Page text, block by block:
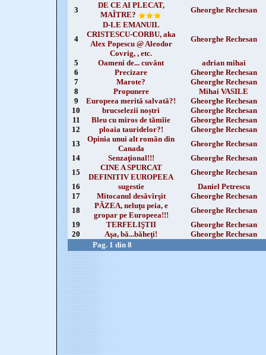
3
DE CE AI PLECAT,
MAÎTRE?
Gheorghe Rechesan
4
D-LE EMANUIL
CRISTESCU-CORBU, aka
Alex Popescu @ Aleodor
Covrig, , etc.
Gheorghe Rechesan
5 Oameni de... cuvânt
adrian mihai
6
Precizare
Gheorghe Rechesan
7
Marote?
Gheorghe Rechesan
8
Propunere
Mihai VASILE
9
Europeea merită salvată?!
Gheorghe Rechesan
10
brucselezii noștri
Gheorghe Rechesan
11
Bleu cu miros de tămîie
Gheorghe Rechesan
12
ploaia tauridelor?!
Gheorghe Rechesan
13
Opinia unui alt român din
Canada
Gheorghe Rechesan
14
Senzaţional!!!
Gheorghe Rechesan
15
CINE A SPURCAT
DEFINITIV EUROPEEA
Gheorghe Rechesan
16
sugestie
Daniel Petrescu
17
Mitocanul desăvîrşit
Gheorghe Rechesan
18
PĂZEA, neluţu peia, e
gropar pe Europeea!!!
Gheorghe Rechesan
19
TERFELIŞTII
Gheorghe Rechesan
20
Aşa, bă...băheţi!
Gheorghe Rechesan
Pag. 1 din 8